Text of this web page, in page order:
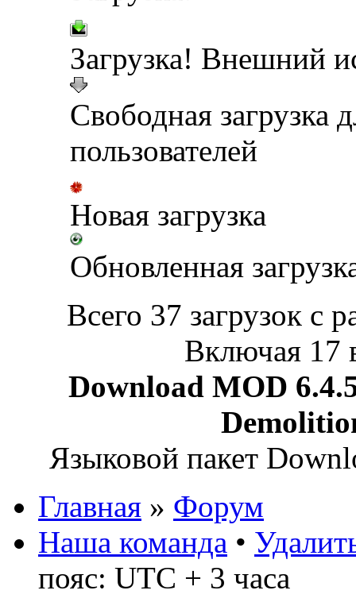
Загрузка! Внешний
Свободная загрузка
пользователей
Новая загрузка
Обновленная
Всего 37 загрузок с
Включая 17
Download MOD
Языковой пакет
Главная » Форум
Наша команда •
пояс: UTC + 3 часа